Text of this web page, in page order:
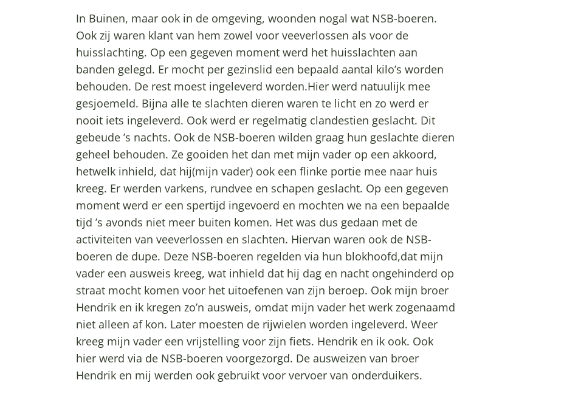
In Buinen, maar ook in de omgeving, woonden nogal wat NSB-boeren.
Ook zij waren klant van hem zowel voor veeverlossen als voor de
huisslachting. Op een gegeven moment werd het huisslachten aan
banden gelegd. Er mocht per gezinslid een bepaald aantal kilo’s worden
behouden. De rest moest ingeleverd worden.Hier werd natuulijk mee
gesjoemeld. Bijna alle te slachten dieren waren te licht en zo werd er
nooit iets ingeleverd. Ook werd er regelmatig clandestien geslacht. Dit
gebeude ’s nachts. Ook de NSB-boeren wilden graag hun geslachte dieren
geheel behouden. Ze gooiden het dan met mijn vader op een akkoord,
hetwelk inhield, dat hij(mijn vader) ook een flinke portie mee naar huis
kreeg. Er werden varkens, rundvee en schapen geslacht. Op een gegeven
moment werd er een spertijd ingevoerd en mochten we na een bepaalde
tijd ’s avonds niet meer buiten komen. Het was dus gedaan met de
activiteiten van veeverlossen en slachten. Hiervan waren ook de NSB-
boeren de dupe. Deze NSB-boeren regelden via hun blokhoofd,dat mijn
vader een ausweis kreeg, wat inhield dat hij dag en nacht ongehinderd op
straat mocht komen voor het uitoefenen van zijn beroep. Ook mijn broer
Hendrik en ik kregen zo’n ausweis, omdat mijn vader het werk zogenaamd
niet alleen af kon. Later moesten de rijwielen worden ingeleverd. Weer
kreeg mijn vader een vrijstelling voor zijn fiets. Hendrik en ik ook. Ook
hier werd via de NSB-boeren voorgezorgd. De ausweizen van broer
Hendrik en mij werden ook gebruikt voor vervoer van onderduikers.